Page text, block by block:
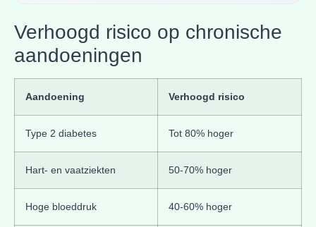
Verhoogd risico op chronische
aandoeningen
Aandoening Verhoogd risico
Type 2 diabetes Tot 80% hoger
Hart- en vaatziekten 50-70% hoger
Hoge bloeddruk 40-60% hoger